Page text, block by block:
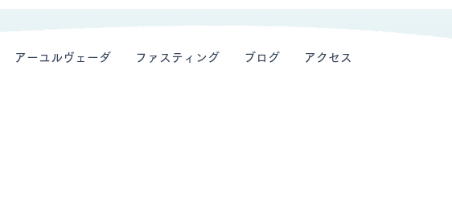
アーユルヴェーダ ファスティング ブログ アクセス